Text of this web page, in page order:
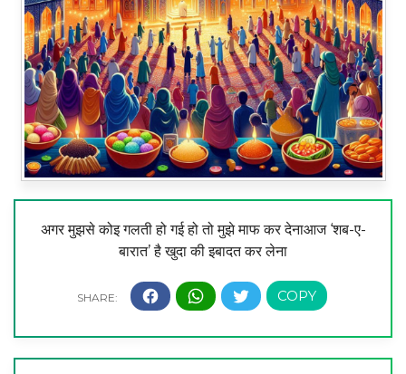
अगर मुझसे कोइ गलती हो गई हो तो मुझे माफ कर देनाआज ‘शब-ए-
बारात’ है खुदा की इबादत कर लेना